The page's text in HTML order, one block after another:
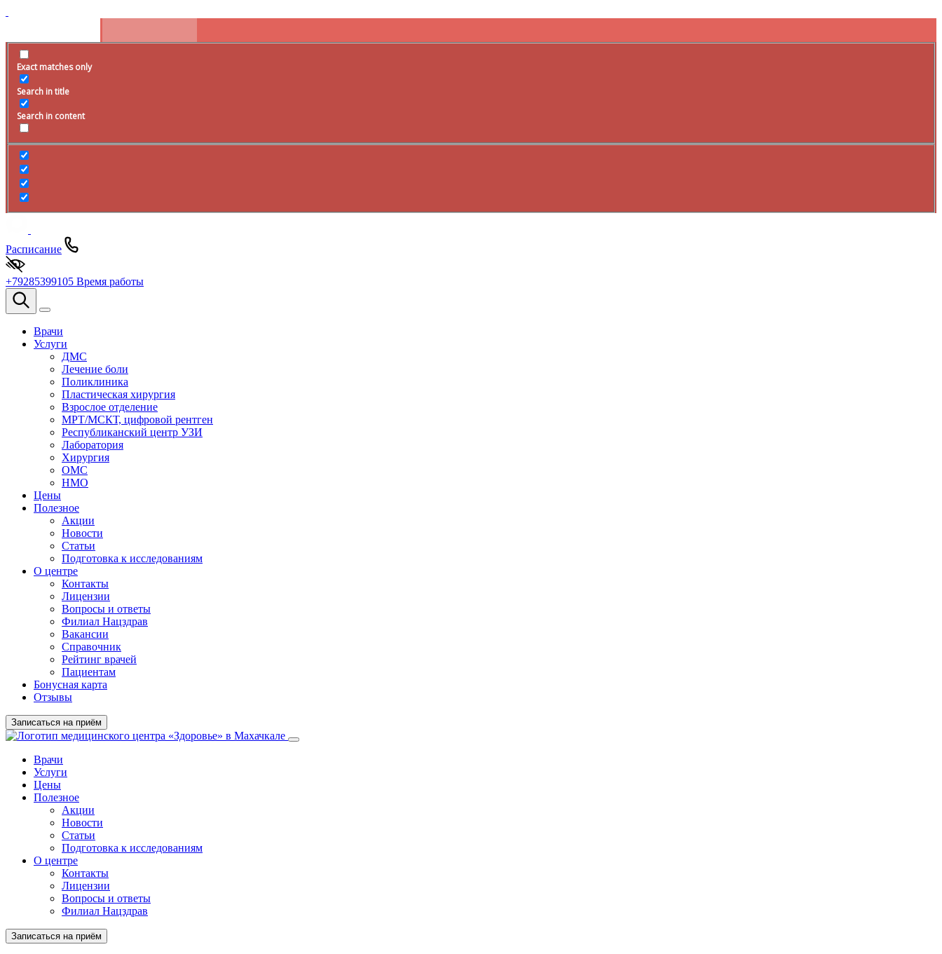
Exact matches only
Search in title
Search in content
Расписание
+79285399105 Время работы
Врачи
Услуги
ДМС
Лечение боли
Поликлиника
Пластическая хирургия
Взрослое отделение
МРТ/МСКТ, цифровой рентген
Республиканский центр УЗИ
Лаборатория
Хирургия
ОМС
НМО
Цены
Полезное
Акции
Новости
Статьи
Подготовка к исследованиям
О центре
Контакты
Лицензии
Вопросы и ответы
Филиал Нацздрав
Вакансии
Справочник
Рейтинг врачей
Пациентам
Бонусная карта
Отзывы
Записаться на приём
Врачи
Услуги
Цены
Полезное
Акции
Новости
Статьи
Подготовка к исследованиям
О центре
Контакты
Лицензии
Вопросы и ответы
Филиал Нацздрав
Записаться на приём